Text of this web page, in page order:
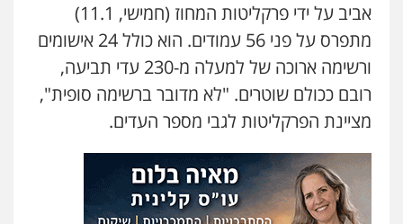
אביב על ידי פרקליטות המחוז (חמישי, 11.1)
מתפרס על פני 56 עמודים. הוא כולל 24 אישומים
ורשימה ארוכה של למעלה מ-230 עדי תביעה,
רובם ככולם שוטרים. "לא מדובר ברשימה סופית",
מציינת הפרקליטות לגבי מספר העדים.